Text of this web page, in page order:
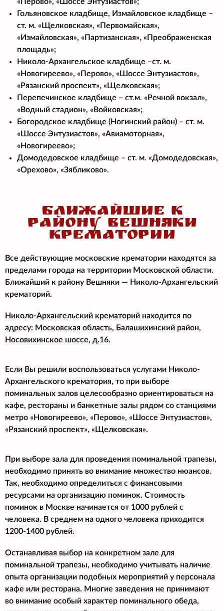
Гольяновское кладбище, Измайловское кладбище –
ст. м. «Щелковская», «Первомайская»,
«Измайловская», «Партизанская», «Преображенская
площадь»;
Николо-Архангельское кладбище –ст. м.
«Новогиреево», «Перово», «Шоссе Энтузиастов»,
«Рязанский проспект», «Щелковская»;
Перепечинское кладбище – ст.м. «Речной вокзал»,
«Водный стадион», «Войковская»;
Богородское кладбище (Ногинский район) – ст. м.
«Шоссе Энтузиастов», «Авиамоторная»,
«Новогиреево»;
Домодедовское кладбище – ст. м. «Домодедовская»,
«Орехово», «Зябликово».
БЛИЖАЙШИЕ К
РАЙОНУ ВЕШНЯКИ
КРЕМАТОРИИ
Все действующие московские крематории находятся за
пределами города на территории Московской области.
Ближайший к району Вешняки — Николо-Архангельский
крематорий.
Николо-Архангельский крематорий находится по
адресу: Московская область, Балашихинский район,
Носовихинское шоссе, д.16.
Если Вы решили воспользоваться услугами Николо-
Архангельского крематория, то при выборе
поминальных залов целесообразно ориентироваться на
кафе, рестораны и банкетные залы рядом со станциями
метро «Новогиреево», «Перово», «Шоссе Энтузиастов»,
«Рязанский проспект», «Щелковская».
При выборе зала для проведения поминальной трапезы,
необходимо принять во внимание множество нюансов.
Так, необходимо определиться с финансовыми
ресурсами на организацию поминок. Стоимость
поминок в Москве начинается от 1000 рублей с
человека. В среднем на одного человека приходится
1200-1400 рублей.
Останавливая выбор на конкретном зале для
поминальной трапезы, необходимо учитывать наличие
опыта организации подобных мероприятий у персонала
кафе или ресторана. Многие заведения не принимают
во внимание особый характер поминального обеда,